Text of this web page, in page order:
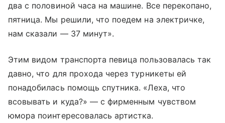
два с половиной часа на машине. Все перекопано,
пятница. Мы решили, что поедем на электричке,
нам сказали — 37 минут».
Этим видом транспорта певица пользовалась так
давно, что для прохода через турникеты ей
понадобилась помощь спутника. «Леха, что
всовывать и куда?» — с фирменным чувством
юмора поинтересовалась артистка.